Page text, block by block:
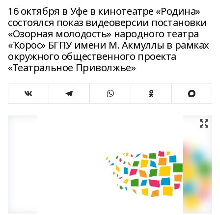
16 октября в Уфе в кинотеатре «Родина»
состоялся показ видеоверсии постановки
«Озорная молодость» народного театра
«Ҡорос» БГПУ имени М. Акмуллы в рамках
окружного общественного проекта
«Театральное Приволжье»